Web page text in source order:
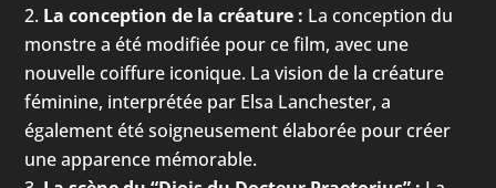
La conception de la créature : La conception du
monstre a été modifiée pour ce film, avec une
nouvelle coiffure iconique. La vision de la créature
féminine, interprétée par Elsa Lanchester, a
également été soigneusement élaborée pour créer
une apparence mémorable.